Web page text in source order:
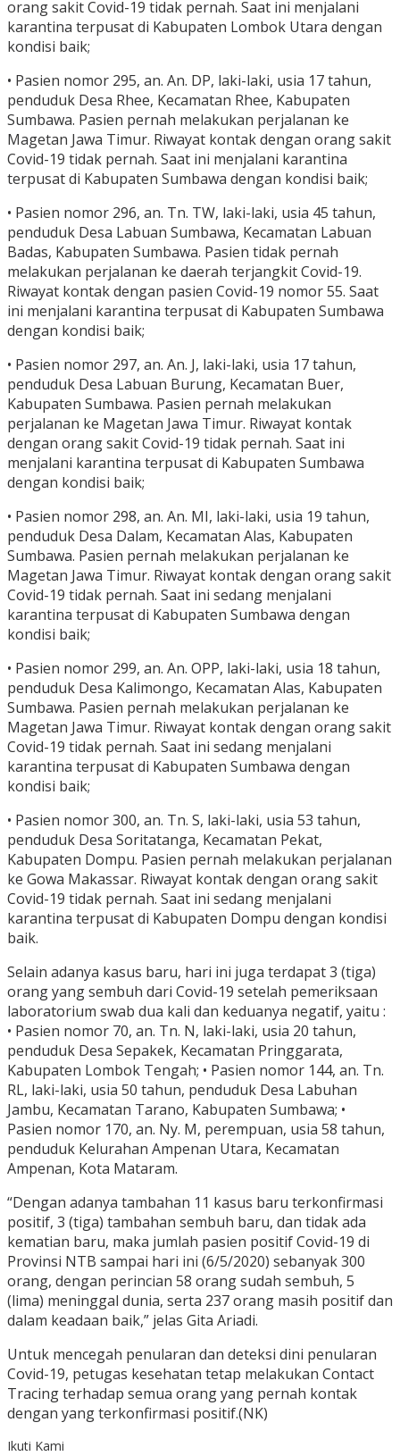
orang sakit Covid-19 tidak pernah. Saat ini menjalani
karantina terpusat di Kabupaten Lombok Utara dengan
kondisi baik;
• Pasien nomor 295, an. An. DP, laki-laki, usia 17 tahun,
penduduk Desa Rhee, Kecamatan Rhee, Kabupaten
Sumbawa. Pasien pernah melakukan perjalanan ke
Magetan Jawa Timur. Riwayat kontak dengan orang sakit
Covid-19 tidak pernah. Saat ini menjalani karantina
terpusat di Kabupaten Sumbawa dengan kondisi baik;
• Pasien nomor 296, an. Tn. TW, laki-laki, usia 45 tahun,
penduduk Desa Labuan Sumbawa, Kecamatan Labuan
Badas, Kabupaten Sumbawa. Pasien tidak pernah
melakukan perjalanan ke daerah terjangkit Covid-19.
Riwayat kontak dengan pasien Covid-19 nomor 55. Saat
ini menjalani karantina terpusat di Kabupaten Sumbawa
dengan kondisi baik;
• Pasien nomor 297, an. An. J, laki-laki, usia 17 tahun,
penduduk Desa Labuan Burung, Kecamatan Buer,
Kabupaten Sumbawa. Pasien pernah melakukan
perjalanan ke Magetan Jawa Timur. Riwayat kontak
dengan orang sakit Covid-19 tidak pernah. Saat ini
menjalani karantina terpusat di Kabupaten Sumbawa
dengan kondisi baik;
• Pasien nomor 298, an. An. MI, laki-laki, usia 19 tahun,
penduduk Desa Dalam, Kecamatan Alas, Kabupaten
Sumbawa. Pasien pernah melakukan perjalanan ke
Magetan Jawa Timur. Riwayat kontak dengan orang sakit
Covid-19 tidak pernah. Saat ini sedang menjalani
karantina terpusat di Kabupaten Sumbawa dengan
kondisi baik;
• Pasien nomor 299, an. An. OPP, laki-laki, usia 18 tahun,
penduduk Desa Kalimongo, Kecamatan Alas, Kabupaten
Sumbawa. Pasien pernah melakukan perjalanan ke
Magetan Jawa Timur. Riwayat kontak dengan orang sakit
Covid-19 tidak pernah. Saat ini sedang menjalani
karantina terpusat di Kabupaten Sumbawa dengan
kondisi baik;
• Pasien nomor 300, an. Tn. S, laki-laki, usia 53 tahun,
penduduk Desa Soritatanga, Kecamatan Pekat,
Kabupaten Dompu. Pasien pernah melakukan perjalanan
ke Gowa Makassar. Riwayat kontak dengan orang sakit
Covid-19 tidak pernah. Saat ini sedang menjalani
karantina terpusat di Kabupaten Dompu dengan kondisi
baik.
Selain adanya kasus baru, hari ini juga terdapat 3 (tiga)
orang yang sembuh dari Covid-19 setelah pemeriksaan
laboratorium swab dua kali dan keduanya negatif, yaitu :
• Pasien nomor 70, an. Tn. N, laki-laki, usia 20 tahun,
penduduk Desa Sepakek, Kecamatan Pringgarata,
Kabupaten Lombok Tengah; • Pasien nomor 144, an. Tn.
RL, laki-laki, usia 50 tahun, penduduk Desa Labuhan
Jambu, Kecamatan Tarano, Kabupaten Sumbawa; •
Pasien nomor 170, an. Ny. M, perempuan, usia 58 tahun,
penduduk Kelurahan Ampenan Utara, Kecamatan
Ampenan, Kota Mataram.
“Dengan adanya tambahan 11 kasus baru terkonfirmasi
positif, 3 (tiga) tambahan sembuh baru, dan tidak ada
kematian baru, maka jumlah pasien positif Covid-19 di
Provinsi NTB sampai hari ini (6/5/2020) sebanyak 300
orang, dengan perincian 58 orang sudah sembuh, 5
(lima) meninggal dunia, serta 237 orang masih positif dan
dalam keadaan baik,” jelas Gita Ariadi.
Untuk mencegah penularan dan deteksi dini penularan
Covid-19, petugas kesehatan tetap melakukan Contact
Tracing terhadap semua orang yang pernah kontak
dengan yang terkonfirmasi positif.(NK)
Ikuti Kami